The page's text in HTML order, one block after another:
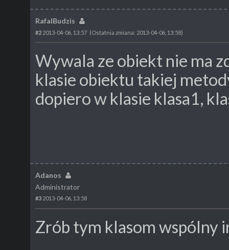
RafalBudzis
#2 2013-04-06, 13:57 (Ostatnia zmiana: 2013-04-06, 13:58)
Wywala ze obiekt nie ma
klasie obiektu takiej
dopiero w klasie klasa1,
Adanos
Administrator
#3 2013-04-06, 13:58
Zrób tym klasom wspólny